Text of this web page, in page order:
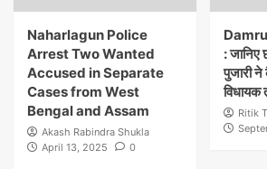
Naharlagun Police
Arrest Two Wanted
Accused in Separate
Cases from West
Bengal and Assam
Akash Rabindra Shukla
April 13, 2025
0
:
पुजारी
Ritik